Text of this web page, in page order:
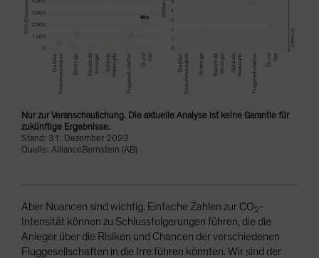
Nur zur Veranschaulichung. Die aktuelle Analyse ist keine Garantie für
zukünftige Ergebnisse.
Stand: 31. Dezember 2023
Quelle: AllianceBernstein (AB)
Aber Nuancen sind wichtig. Einfache Zahlen zur CO2-
Intensität können zu Schlussfolgerungen führen, die die
Anleger über die Risiken und Chancen der verschiedenen
Fluggesellschaften in die Irre führen könnten. Wir sind der